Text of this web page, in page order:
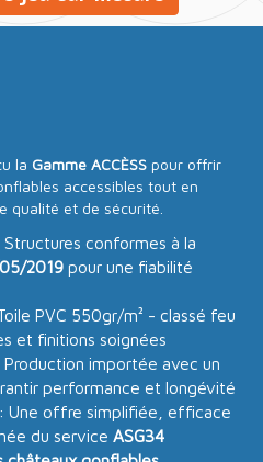
la Gamme ACCÈSS pour offrir
accessibles tout en
qualité et de sécurité.
Structures conformes à la
2019 pour une fiabilité
PVC 550gr/m² - classé feu
et finitions soignées
Production importée avec un
performance et longévité
Une offre simplifiée, efficace
du service ASG34